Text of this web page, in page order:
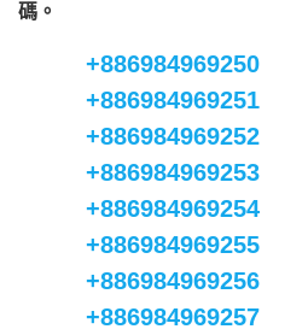
碼。
+886984969250
+886984969251
+886984969252
+886984969253
+886984969254
+886984969255
+886984969256
+886984969257